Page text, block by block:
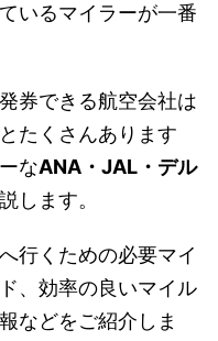
いるマイラーが一番
券できる航空会社は
たくさんあります
なANA・JAL・デル
します。
行くための必要マイ
、効率の良いマイル
などをご紹介しま